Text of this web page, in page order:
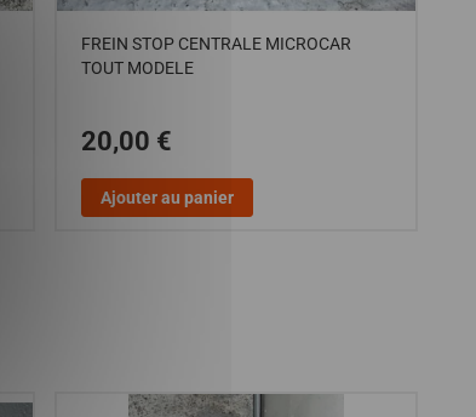
FREIN STOP CENTRALE MICROCAR
TOUT MODELE
20,00 €
Ajouter au panier